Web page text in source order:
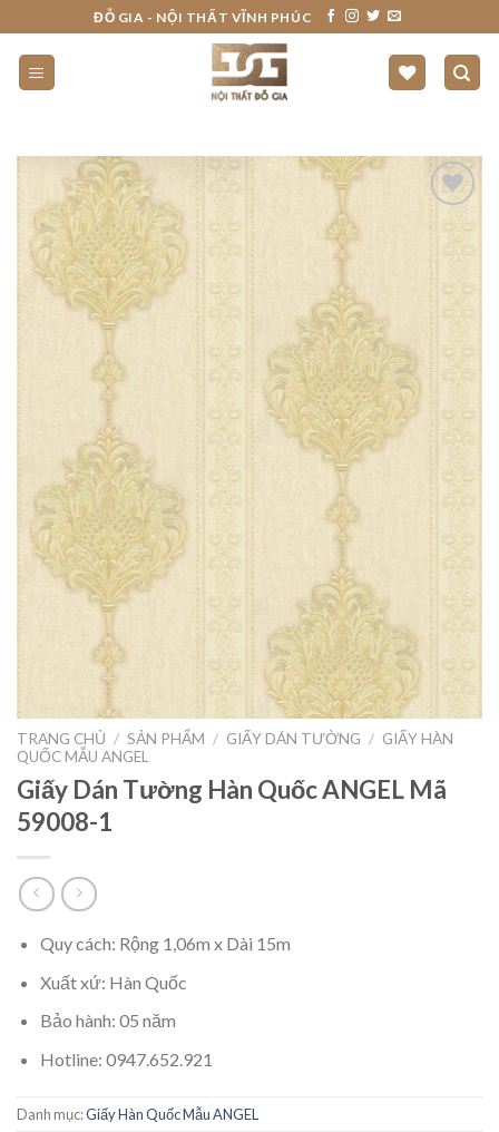
to
content
ĐỖ GIA - NỘI THẤT VĨNH PHÚC
TRANG CHỦ / SẢN PHẨM / GIẤY DÁN TƯỜNG / GIẤY HÀN
QUỐC MẪU ANGEL
Giấy Dán Tường Hàn Quốc ANGEL Mã
59008-1
Quy cách: Rộng 1,06m x Dài 15m
Xuất xứ: Hàn Quốc
Bảo hành: 05 năm
Hotline: 0947.652.921
Danh mục:Giấy Hàn Quốc Mẫu ANGEL